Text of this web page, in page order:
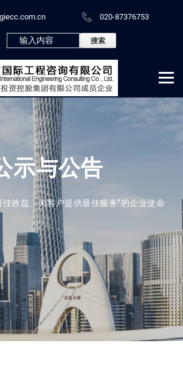
020-87376753
示与公告
效益、为客户提供最佳服务”的企业使命